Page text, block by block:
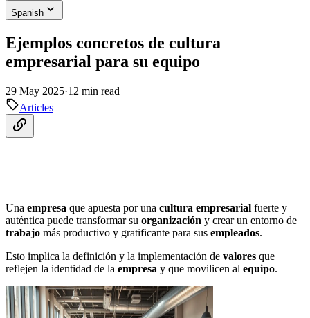
Spanish
Ejemplos concretos de cultura
empresarial para su equipo
29 May 2025·12 min read
Articles
Una empresa que apuesta por una cultura empresarial fuerte y
auténtica puede transformar su organización y crear un entorno de
trabajo más productivo y gratificante para sus empleados.
Esto implica la definición y la implementación de valores que
reflejen la identidad de la empresa y que movilicen al equipo.